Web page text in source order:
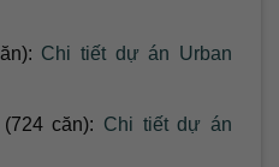
Chi tiết dự án Urban
(724 căn): Chi tiết dự án